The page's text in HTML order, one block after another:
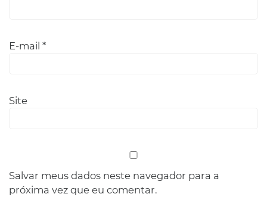
E-mail *
Site
Salvar meus dados neste navegador para a
próxima vez que eu comentar.